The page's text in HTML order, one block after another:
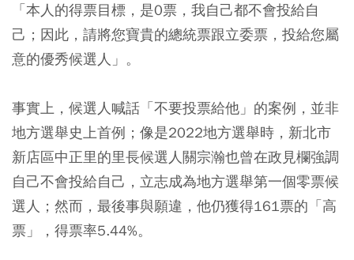
「本人的得票目標，是0票，我自己都不會投給自
己；因此，請將您寶貴的總統票跟立委票，投給您屬
意的優秀候選人」。
事實上，候選人喊話「不要投票給他」的案例，並非
地方選舉史上首例；像是2022地方選舉時，新北市
新店區中正里的里長候選人關宗瀚也曾在政見欄強調
自己不會投給自己，立志成為地方選舉第一個零票候
選人；然而，最後事與願違，他仍獲得161票的「高
票」，得票率5.44%。